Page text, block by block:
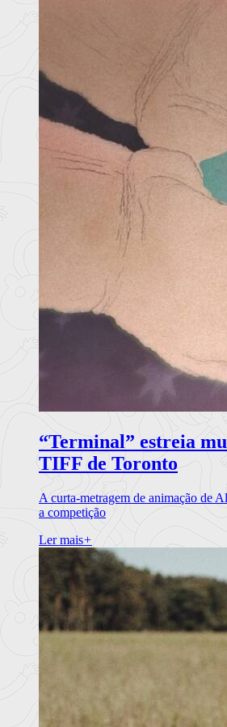
“Terminal” estreia
TIFF de Toronto
A curta-metragem de animação de
a competição
Ler mais+